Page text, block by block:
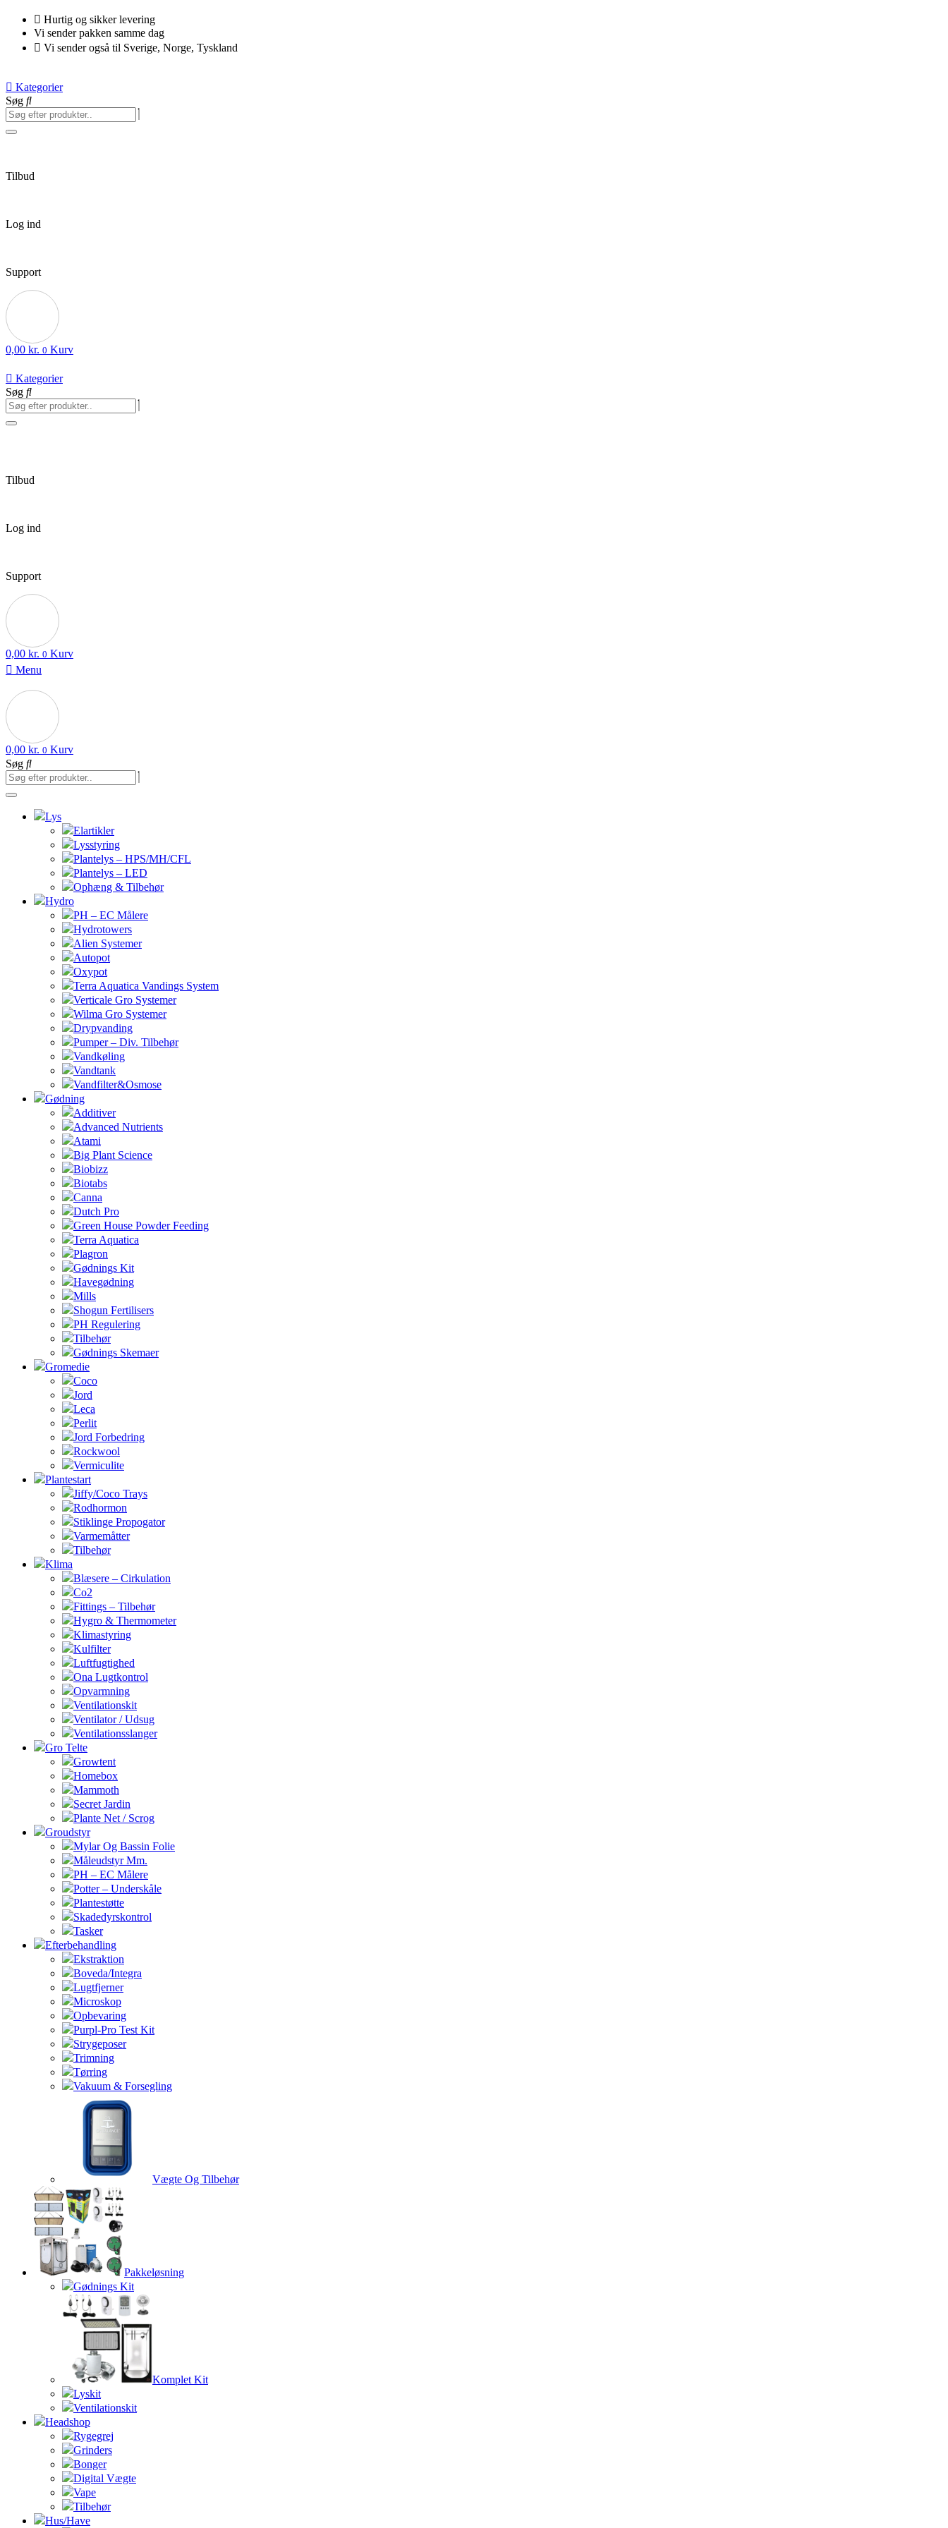
Videre
indhold
Hurtig og sikker levering
Vi sender pakken samme dag
Vi sender også til Sverige, Norge, Tyskland
Kategorier
Søg
Tilbud
Log ind
Support
0,00 kr. 0 Kurv
Kategorier
Søg
Tilbud
Log ind
Support
0,00 kr. 0 Kurv
Menu
0,00 kr. 0 Kurv
Søg
Lys
Elartikler
Lysstyring
Plantelys – HPS/MH/CFL
Plantelys – LED
Ophæng & Tilbehør
Hydro
PH – EC Målere
Hydrotowers
Alien Systemer
Autopot
Oxypot
Terra Aquatica Vandings System
Verticale Gro Systemer
Wilma Gro Systemer
Drypvanding
Pumper – Div. Tilbehør
Vandkøling
Vandtank
Vandfilter&Osmose
Gødning
Additiver
Advanced Nutrients
Atami
Big Plant Science
Biobizz
Biotabs
Canna
Dutch Pro
Green House Powder Feeding
Terra Aquatica
Plagron
Gødnings Kit
Havegødning
Mills
Shogun Fertilisers
PH Regulering
Tilbehør
Gødnings Skemaer
Gromedie
Coco
Jord
Leca
Perlit
Jord Forbedring
Rockwool
Vermiculite
Plantestart
Jiffy/Coco Trays
Rodhormon
Stiklinge Propogator
Varmemåtter
Tilbehør
Klima
Blæsere – Cirkulation
Co2
Fittings – Tilbehør
Hygro & Thermometer
Klimastyring
Kulfilter
Luftfugtighed
Ona Lugtkontrol
Opvarmning
Ventilationskit
Ventilator / Udsug
Ventilationsslanger
Gro Telte
Growtent
Homebox
Mammoth
Secret Jardin
Plante Net / Scrog
Groudstyr
Mylar Og Bassin Folie
Måleudstyr Mm.
PH – EC Målere
Potter – Underskåle
Plantestøtte
Skadedyrskontrol
Tasker
Efterbehandling
Ekstraktion
Boveda/Integra
Lugtfjerner
Microskop
Opbevaring
Purpl-Pro Test Kit
Strygeposer
Trimning
Tørring
Vakuum & Forsegling
Vægte Og Tilbehør
Pakkeløsning
Gødnings Kit
Komplet Kit
Lyskit
Ventilationskit
Headshop
Rygegrej
Grinders
Bonger
Digital Vægte
Vape
Tilbehør
Hus/Have